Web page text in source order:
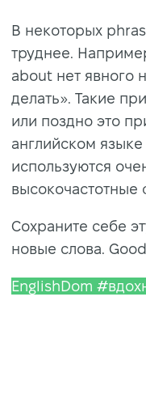
В некоторых
труднее.
about нет явного
делать». Такие
или поздно это
английском
используются
высокочастотные
Сохраните себе
новые слова.
EnglishDom